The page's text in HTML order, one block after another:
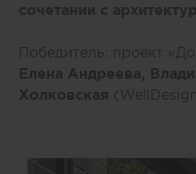
сочетании с
Победитель: проект
Елена Андреева,
Холковская